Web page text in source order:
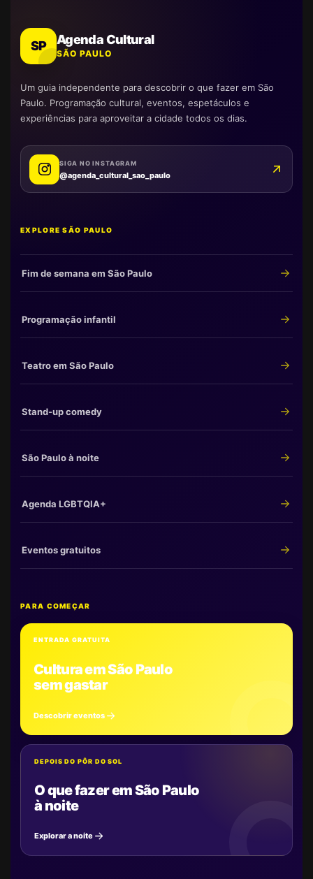
SP Agenda Cultural
SÃO PAULO
Um guia independente para descobrir o que fazer em São
Paulo. Programação cultural, eventos, espetáculos e
experiências para aproveitar a cidade todos os dias.
SIGA NO INSTAGRAM
@agenda_cultural_sao_paulo
EXPLORE SÃO PAULO
Fim de semana em São Paulo
Programação infantil
Teatro em São Paulo
Stand-up comedy
São Paulo à noite
Agenda LGBTQIA+
Eventos gratuitos
PARA COMEÇAR
ENTRADA GRATUITA
Cultura em São Paulo
sem gastar
Descobrir eventos
DEPOIS DO PÔR DO SOL
O que fazer em São Paulo
à noite
Explorar a noite